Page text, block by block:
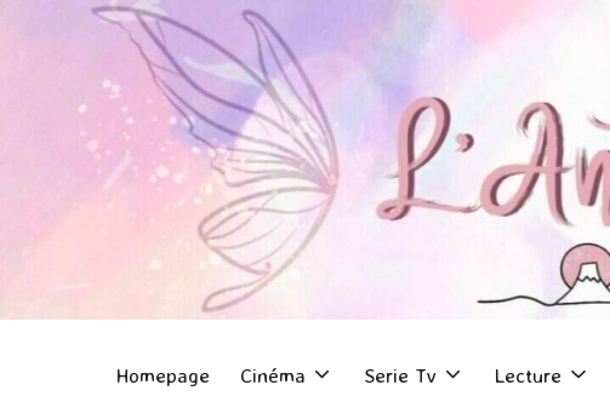
Homepage Cinéma Serie Tv Lecture